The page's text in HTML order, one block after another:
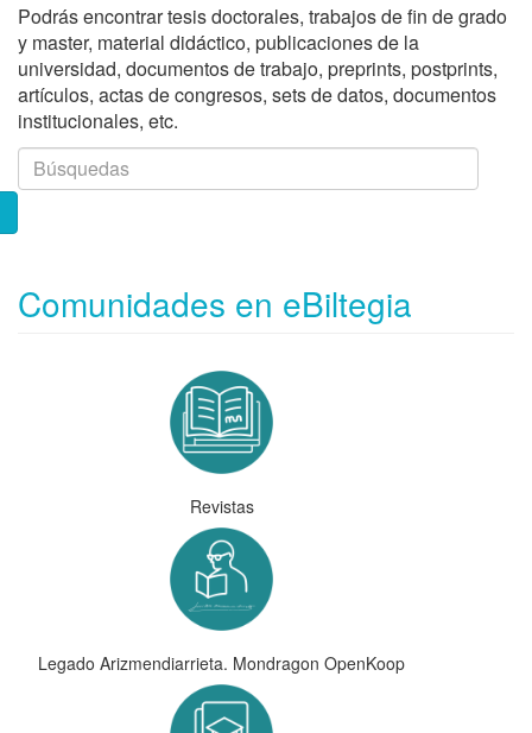
Podrás encontrar tesis doctorales, trabajos de fin de grado
y master, material didáctico, publicaciones de la
universidad, documentos de trabajo, preprints, postprints,
artículos, actas de congresos, sets de datos, documentos
institucionales, etc.
Comunidades en eBiltegia
Revistas
Legado Arizmendiarrieta. Mondragon OpenKoop